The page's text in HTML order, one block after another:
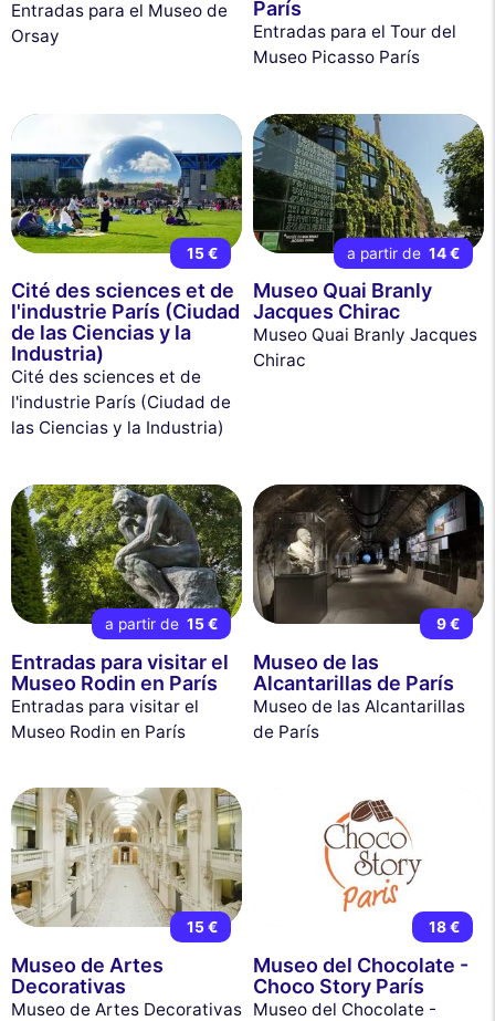
Entradas para el Museo de
Orsay
París
Entradas para el Tour del
Museo Picasso París
15 €
Cité des sciences et de
l'industrie París (Ciudad
de las Ciencias y la
Industria)
Cité des sciences et de
l'industrie París (Ciudad de
las Ciencias y la Industria)
a partir de 14 €
Museo Quai Branly
Jacques Chirac
Museo Quai Branly Jacques
Chirac
a partir de 15 €
Entradas para visitar el
Museo Rodin en París
Entradas para visitar el
Museo Rodin en París
9 €
Museo de las
Alcantarillas de París
Museo de las Alcantarillas
de París
15 €
Museo de Artes
Decorativas
Museo de Artes Decorativas
18 €
Museo del Chocolate -
Choco Story París
Museo del Chocolate -